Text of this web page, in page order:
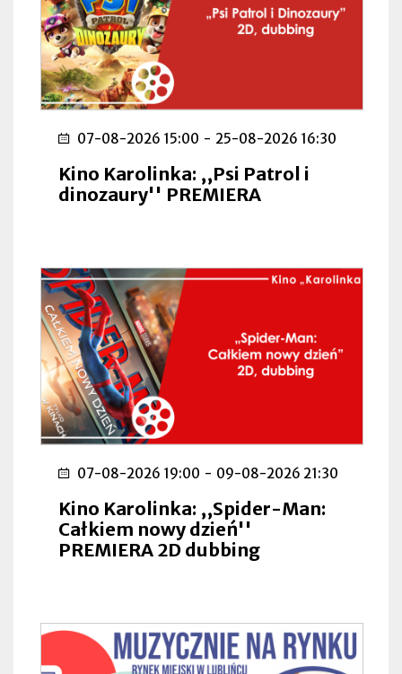
07-08-2026 15:00 - 25-08-2026 16:30
Kino Karolinka: ,,Psi Patrol i
dinozaury'' PREMIERA
07-08-2026 19:00 - 09-08-2026 21:30
Kino Karolinka: ,,Spider-Man:
Całkiem nowy dzień''
PREMIERA 2D dubbing